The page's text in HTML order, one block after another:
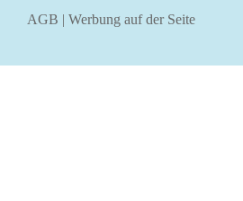
AGB | Werbung auf der Seite